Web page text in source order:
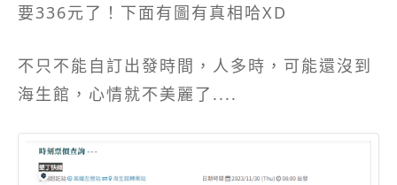
要336元了！下面有圖有真相哈XD
不只不能自訂出發時間，人多時，可能還沒到
海生館，心情就不美麗了....